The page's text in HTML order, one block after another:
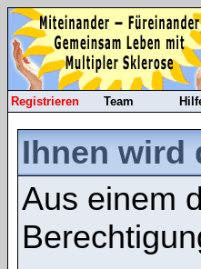
Registrieren Team
Ihnen wird
Aus einem